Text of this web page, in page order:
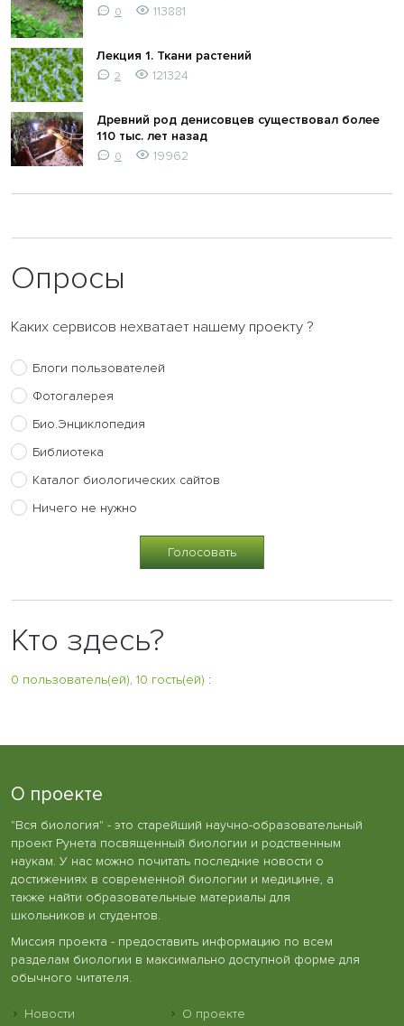
0 113881
Лекция 1. Ткани растений
2 121324
Древний род денисовцев существовал более
110 тыс. лет назад
0 19962
Опросы
Каких сервисов нехватает нашему проекту ?
Блоги пользователей
Фотогалерея
Био.Энциклопедия
Библиотека
Каталог биологических сайтов
Ничего не нужно
Кто здесь?
0 пользователь(ей), 10 гость(ей) :
О проекте
"Вся биология" - это старейший научно-образовательный
проект Рунета посвященный биологии и родственным
наукам. У нас можно почитать последние новости о
достижениях в современной биологии и медицине, а
также найти образовательные материалы для
школьников и студентов.
Миссия проекта - предоставить информацию по всем
разделам биологии в максимально доступной форме для
обычного читателя.
Новости О проекте